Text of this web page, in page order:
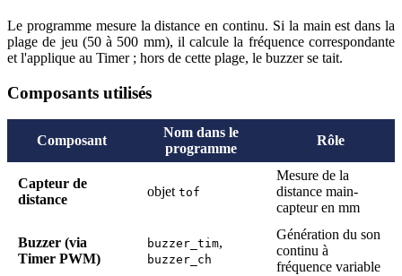
Le programme mesure la distance en continu. Si la main est dans la
plage de jeu (50 à 500 mm), il calcule la fréquence correspondante
et l'applique au Timer ; hors de cette plage, le buzzer se tait.
Composants utilisés
Composant
Nom dans le
programme
Rôle
Capteur de
distance
objet tof
Mesure de la
distance main-
capteur en mm
Buzzer (via
Timer PWM)
buzzer_tim,
buzzer_ch
Génération du son
continu à
fréquence variable